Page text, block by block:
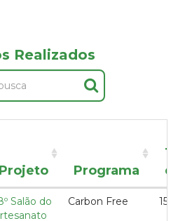
Realizados
Projeto Programa
Salão do
Carbon Free